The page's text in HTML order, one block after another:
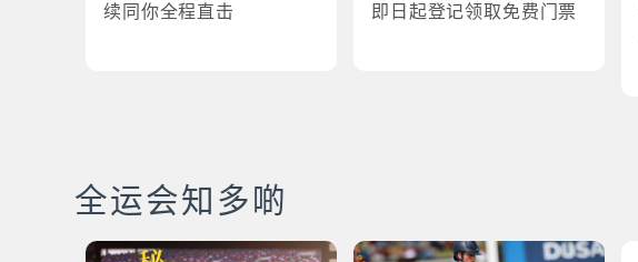
续同你全程直击
即日起登记领取免费门票
全运会知多啲